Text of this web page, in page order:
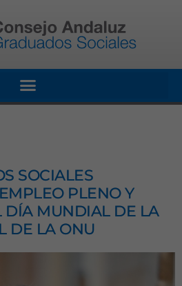
SOCIALES
PLENO Y
DÍA MUNDIAL DE LA
DE LA ONU